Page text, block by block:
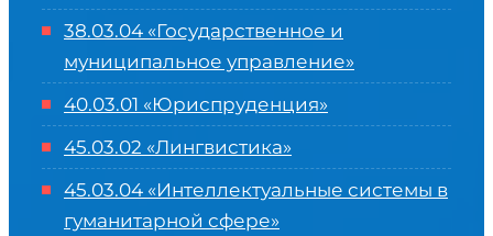
38.03.04 «Государственное и
муниципальное управление»
40.03.01 «Юриспруденция»
45.03.02 «Лингвистика»
45.03.04 «Интеллектуальные системы в
гуманитарной сфере»